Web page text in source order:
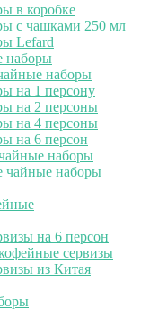
в коробке
с чашками 250 мл
Lefard
наборы
наборы
на 1 персону
на 2 персоны
на 4 персоны
на 6 персон
наборы
чайные наборы
на 6 персон
сервизы
из Китая